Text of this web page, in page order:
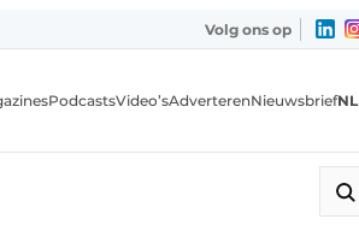
Volg ons op
PodcastsVideo’sAdverterenNieuwsbriefNL